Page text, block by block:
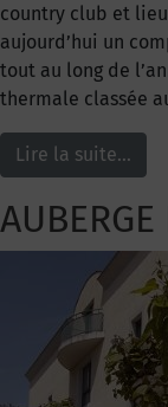
country club et
aujourd’hui un
tout au long de
thermale classée
Lire la suite…